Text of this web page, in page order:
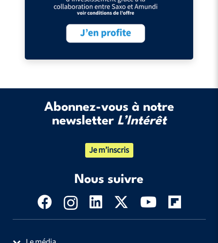
Abonnez-vous à notre
newsletter L’Intérêt
Je m’inscris
Nous suivre